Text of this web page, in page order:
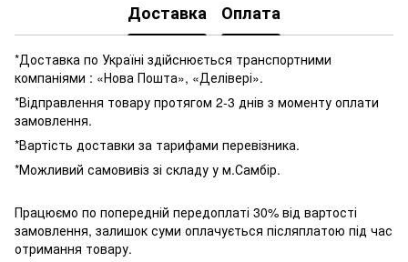
Доставка Оплата
*Доставка по Україні здійснюється транспортними
компаніями : «Нова Пошта», «Делівері».
*Відправлення товару протягом 2-3 днів з моменту оплати
замовлення.
*Вартість доставки за тарифами перевізника.
*Можливий самовивіз зі складу у м.Самбір.
Працюємо по попередній передоплаті 30% від вартості
замовлення, залишок суми оплачується післяплатою під час
отримання товару.